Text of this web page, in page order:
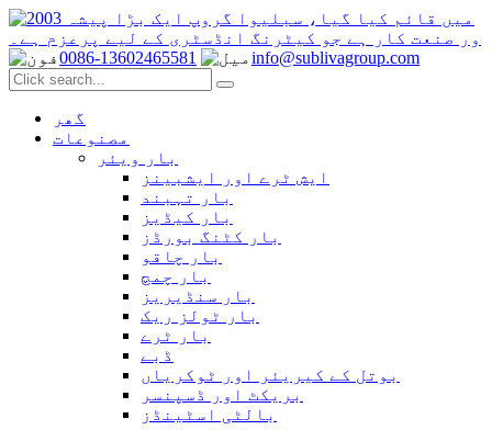
0086-13602465581 info@sublivagroup.com
گھر
مصنوعات
بار ویئر
ایش ٹرے اور ایشبینز
بار تہبند
بار کیڈیز
بار کٹنگ بورڈز
بار چاقو
بار چمچ
بار سنڈیریز
بار ٹولز ریک
بار ٹرے
ڈبے
بوتل کے کیریئر اور ٹوکریاں
بریکٹ اور ڈسپنسر
بالٹی اسٹینڈز